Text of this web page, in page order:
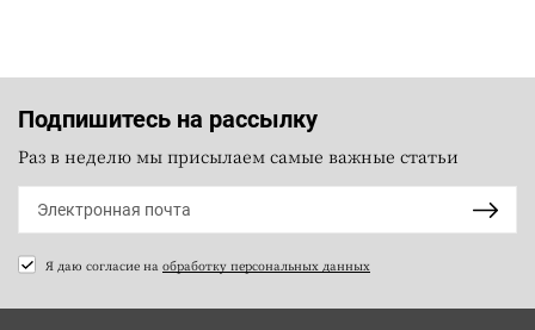
Подпишитесь на рассылку
Раз в неделю мы присылаем самые важные статьи
Я даю согласие на обработку персональных данных